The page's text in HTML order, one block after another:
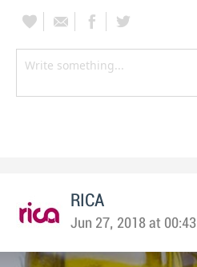
RICA
Jun 27, 2018 at 00:43